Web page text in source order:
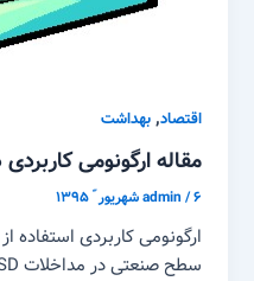
اقتصاد,بهداشت
مقاله ارگونومی
admin/۶ شهریور ّ ۱۳۹۵
ارگونومی کاربردی استفاده